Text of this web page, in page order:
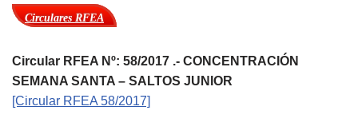
Circulares RFEA
Circular RFEA Nº: 58/2017 .- CONCENTRACIÓN
SEMANA SANTA – SALTOS JUNIOR
[Circular RFEA 58/2017]